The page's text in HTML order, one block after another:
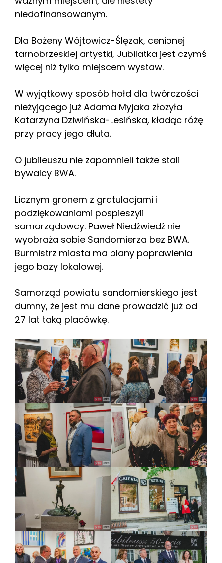
niedofinansowanym.
Dla Bożeny Wójtowicz-Ślęzak, cenionej
tarnobrzeskiej artystki, Jubilatka jest czymś
więcej niż tylko miejscem wystaw.
W wyjątkowy sposób hołd dla twórczości
nieżyjącego już Adama Myjaka złożyła
Katarzyna Dziwińska-Lesińska, kładąc różę
przy pracy jego dłuta.
O jubileuszu nie zapomnieli także stali
bywalcy BWA.
Licznym gronem z gratulacjami i
podziękowaniami pospieszyli
samorządowcy. Paweł Niedźwiedź nie
wyobraża sobie Sandomierza bez BWA.
Burmistrz miasta ma plany poprawienia
jego bazy lokalowej.
Samorząd powiatu sandomierskiego jest
dumny, że jest mu dane prowadzić już od
27 lat taką placówkę.